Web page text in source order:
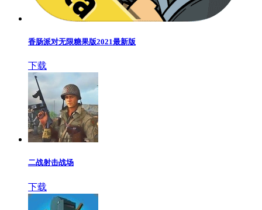
香肠派对无限糖果版2021最新版
下载
二战射击战场
下载